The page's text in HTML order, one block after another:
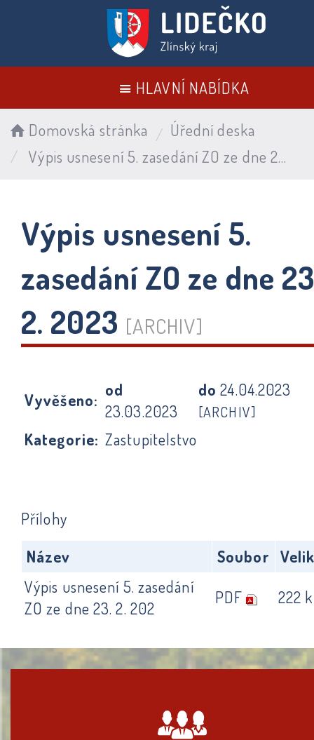
HLAVNÍ NABÍDKA
Domovská stránka
Úřední deska
Výpis usnesení 5. zasedání ZO ze dne 23. 2. 2023
Výpis usnesení 5.
zasedání ZO ze dne
2. 2023 [ARCHIV]
Vyvěšeno:
od
23.03.2023
do24.04.2023
[ARCHIV]
Kategorie: Zastupitelstvo
Přílohy
Název
Soubor
Výpis usnesení 5. zasedání
ZO ze dne 23. 2. 202
PDF 222